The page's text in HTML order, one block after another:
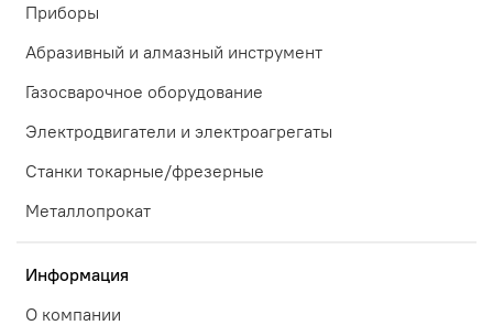
Приборы
Абразивный и алмазный инструмент
Газосварочное оборудование
Электродвигатели и электроагрегаты
Станки токарные/фрезерные
Металлопрокат
Информация
О компании